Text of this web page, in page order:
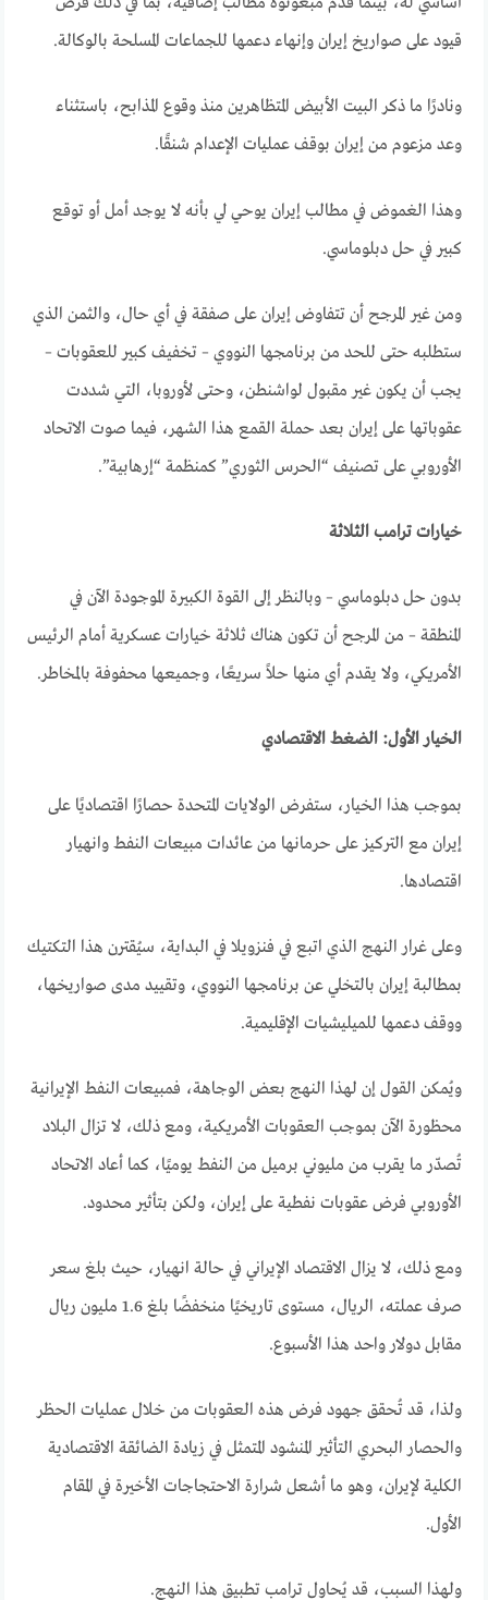
قيود على صواريخ إيران وإنهاء دعمها للجماعات المسلحة بالوكالة.
ونادرًا ما ذكر البيت الأبيض المتظاهرين منذ وقوع المذابح، باستثناء
وعد مزعوم من إيران بوقف عمليات الإعدام شنقًا.
وهذا الغموض في مطالب إيران يوحي لي بأنه لا يوجد أمل أو توقع
كبير في حل دبلوماسي.
ومن غير المرجح أن تتفاوض إيران على صفقة في أي حال، والثمن الذي
ستطلبه حتى للحد من برنامجها النووي – تخفيف كبير للعقوبات –
يجب أن يكون غير مقبول لواشنطن، وحتى لأوروبا، التي شددت
عقوباتها على إيران بعد حملة القمع هذا الشهر ، فيما صوت الاتحاد
الأوروبي على تصنيف “الحرس الثوري” كمنظمة “إرهابية”.
خيارات ترامب الثلاثة
بدون حل دبلوماسي – وبالنظر إلى القوة الكبيرة الموجودة الآن في
المنطقة – من المرجح أن تكون هناك ثلاثة خيارات عسكرية أمام الرئيس
الأمريكي، ولا يقدم أي منها حلاً سريعًا، وجميعها محفوفة بالمخاطر.
الخيار الأول: الضغط الاقتصادي
بموجب هذا الخيار، ستفرض الولايات المتحدة حصارًا اقتصاديًا على
إيران مع التركيز على حرمانها من عائدات مبيعات النفط وانهيار
اقتصادها.
وعلى غرار النهج الذي اتبع في فنزويلا في البداية، سيُقترن هذا التكتيك
بمطالبة إيران بالتخلي عن برنامجها النووي، وتقييد مدى صواريخها،
ووقف دعمها للميليشيات الإقليمية.
ويُمكن القول إن لهذا النهج بعض الوجاهة، فمبيعات النفط الإيرانية
محظورة الآن بموجب العقوبات الأمريكية، ومع ذلك، لا تزال البلاد
تُصدّر ما يقرب من مليوني برميل من النفط يوميًا، كما أعاد الاتحاد
الأوروبي فرض عقوبات نفطية على إيران، ولكن بتأثير محدود.
ومع ذلك، لا يزال الاقتصاد الإيراني في حالة انهيار، حيث بلغ سعر
صرف عملته، الريال، مستوى تاريخيًا منخفضًا بلغ 1.6 مليون ريال
مقابل دولار واحد هذا الأسبوع.
ولذا، قد تُحقق جهود فرض هذه العقوبات من خلال عمليات الحظر
والحصار البحري التأثير المنشود المتمثل في زيادة الضائقة الاقتصادية
الكلية لإيران، وهو ما أشعل شرارة الاحتجاجات الأخيرة في المقام
الأول.
ولهذا السبب، قد يُحاول ترامب تطبيق هذا النهج.